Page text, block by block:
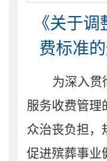
《关于
费标准
为深入贯
服务收费管理
众治丧负担，
促进殡葬事业